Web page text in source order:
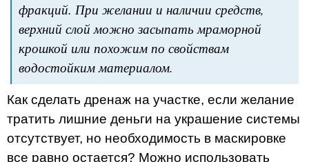
фракций. При желании и наличии средств,
верхний слой можно засыпать мраморной
крошкой или похожим по свойствам
водостойким материалом.
Как сделать дренаж на участке, если желание
тратить лишние деньги на украшение системы
отсутствует, но необходимость в маскировке
все равно остается? Можно использовать